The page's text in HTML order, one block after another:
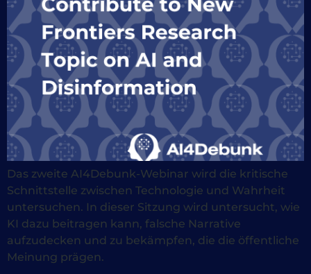
Das zweite AI4Debunk-Webinar wird die kritische
Schnittstelle zwischen Technologie und Wahrheit
untersuchen. In dieser Sitzung wird untersucht, wie
KI dazu beitragen kann, falsche Narrative
aufzudecken und zu bekämpfen, die die öffentliche
Meinung prägen.